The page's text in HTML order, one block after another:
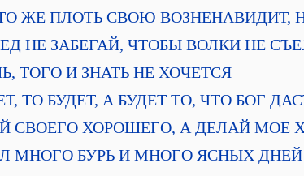
ЖЕ ПЛОТЬ СВОЮ
НЕ ЗАБЕГАЙ, ЧТОБЫ ВОЛКИ НЕ
ТОГО И ЗНАТЬ НЕ ХОЧЕТСЯ
ТО БУДЕТ, А БУДЕТ ТО, ЧТО БОГ
СВОЕГО ХОРОШЕГО, А ДЕЛАЙ МОЕ
МНОГО БУРЬ И МНОГО ЯСНЫХ ДНЕЙ